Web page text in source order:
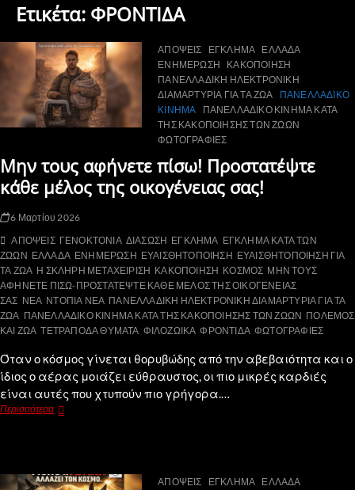
Ετικέτα: ΦΡΟΝΤΙΔΑ
ΑΠΟΨΕΙΣ ΕΓΚΛΗΜΑ ΕΛΛΑΔΑ
ΕΝΗΜΕΡΩΣΗ
ΚΑΚΟΠΟΙΗΣΗ
ΠΑΝΕΛΛΑΔΙΚΗ ΗΛΕΚΤΡΟΝΙΚΗ
ΔΙΑΜΑΡΤΥΡΙΑ ΓΙΑ ΤΑ ΖΩΑ
ΠΑΝΕΛΛΑΔΙΚΟ
ΚΙΝΗΜΑ
ΠΑΝΕΛΛΑΔΙΚΟ ΚΙΝΗΜΑ ΚΑΤΑ
ΤΗΣ ΚΑΚΟΠΟΙΗΣΗΣ ΤΩΝ ΖΩΩΝ
ΦΩΤΟΓΡΑΦΙΕΣ
Μην τους αφήνετε πίσω! Προστατέψτε
κάθε μέλος της οικογένειας σας!
6 Μαρτίου 2026
ΑΠΟΨΕΙΣ ΓΕΝΟΚΤΟΝΙΑ ΔΙΑΣΩΣΗ ΕΓΚΛΗΜΑ ΕΓΚΛΗΜΑ ΚΑΤΑ ΤΩΝ
ΖΩΩΝ ΕΛΛΑΔΑ ΕΝΗΜΕΡΩΣΗ ΕΥΑΙΣΘΗΤΟΠΟΙΗΣΗ ΕΥΑΙΣΘΗΤΟΠΟΙΗΣΗ ΓΙΑ
ΤΑ ΖΩΑ Η ΣΚΛΗΡΗ ΜΕΤΑΧΕΙΡΙΣΗ ΚΑΚΟΠΟΙΗΣΗ ΚΟΣΜΟΣ ΜΗΝ ΤΟΥΣ
ΑΦΗΝΕΤΕ ΠΙΣΩ-ΠΡΟΣΤΑΤΕΨΤΕ ΚΑΘΕ ΜΕΛΟΣ ΤΗΣ ΟΙΚΟΓΕΝΕΙΑΣ
ΣΑΣ ΝΕΑ ΝΤΟΠΙΑ ΝΕΑ ΠΑΝΕΛΛΑΔΙΚΗ ΗΛΕΚΤΡΟΝΙΚΗ ΔΙΑΜΑΡΤΥΡΙΑ ΓΙΑ ΤΑ
ΖΩΑ ΠΑΝΕΛΛΑΔΙΚΟ ΚΙΝΗΜΑ ΚΑΤΑ ΤΗΣ ΚΑΚΟΠΟΙΗΣΗΣ ΤΩΝ ΖΩΩΝ ΠΟΛΕΜΟΣ
ΚΑΙ ΖΩΑ ΤΕΤΡΑΠΟΔΑ ΘΥΜΑΤΑ ΦΙΛΟΖΩΙΚΑ ΦΡΟΝΤΙΔΑ ΦΩΤΟΓΡΑΦΙΕΣ
Όταν ο κόσμος γίνεται θορυβώδης από την αβεβαιότητα και ο
ίδιος ο αέρας μοιάζει εύθραυστος, οι πιο μικρές καρδιές
είναι αυτές που χτυπούν πιο γρήγορα.…
Περισσότερα
ΑΠΟΨΕΙΣ ΕΓΚΛΗΜΑ ΕΛΛΑΔΑ